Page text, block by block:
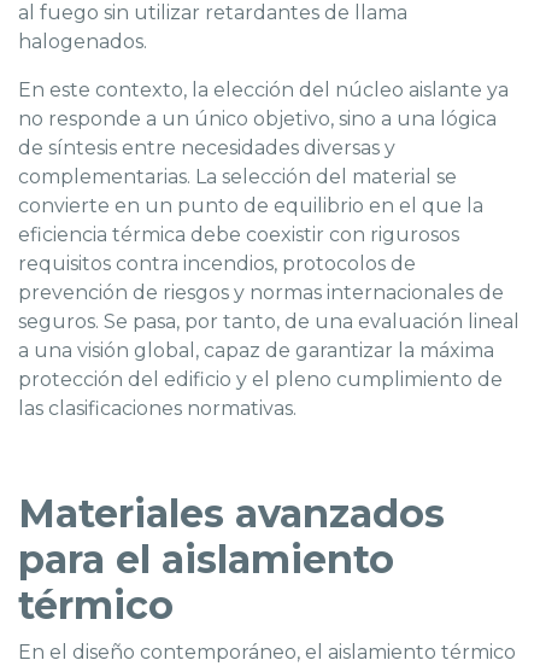
al fuego sin utilizar retardantes de llama
halogenados.
En este contexto, la elección del núcleo aislante ya
no responde a un único objetivo, sino a una lógica
de síntesis entre necesidades diversas y
complementarias. La selección del material se
convierte en un punto de equilibrio en el que la
eficiencia térmica debe coexistir con rigurosos
requisitos contra incendios, protocolos de
prevención de riesgos y normas internacionales de
seguros. Se pasa, por tanto, de una evaluación lineal
a una visión global, capaz de garantizar la máxima
protección del edificio y el pleno cumplimiento de
las clasificaciones normativas.
Materiales avanzados
para el aislamiento
térmico
En el diseño contemporáneo, el aislamiento térmico